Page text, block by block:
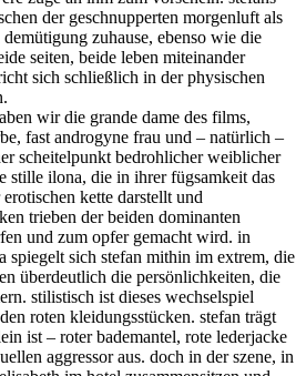
der geschnupperten morgenluft als
zuhause, ebenso wie die
seiten, beide leben miteinander
sich schließlich in der physischen
wir die grande dame des films,
fast androgyne frau und – natürlich –
scheitelpunkt bedrohlicher weiblicher
stille ilona, die in ihrer fügsamkeit das
kette darstellt und
trieben der beiden dominanten
und zum opfer gemacht wird. in
spiegelt sich stefan mithin im extrem, die
überdeutlich die persönlichkeiten, die
stilistisch ist dieses wechselspiel
roten kleidungsstücken. stefan trägt
ist – roter bademantel, rote lederjacke
aggressor aus. doch in der szene, in